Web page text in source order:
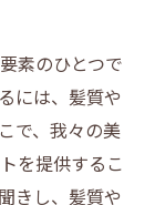
素のひとつで
には、髪質や
で、我々の美
を提供するこ
きし、髪質や